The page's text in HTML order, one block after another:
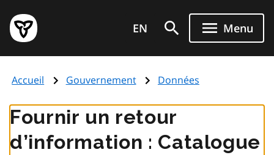
au
contenu
principal
Page
d'accueil
de
EN Menu
Accueil Gouvernement Données
Fournir un retour
d’information : Catalogue